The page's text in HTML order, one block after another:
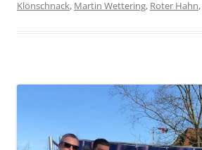
Klönschnack, Martin Wettering, Roter Hahn,